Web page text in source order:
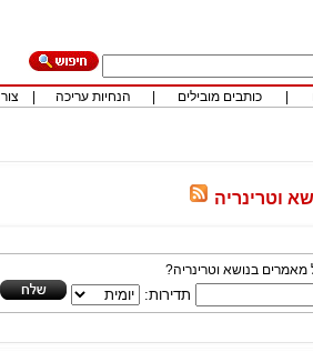
כותבים מובילים הנחיות עריכה
וטרינריה
מאמרים בנושא וטרינריה?
תדירות: